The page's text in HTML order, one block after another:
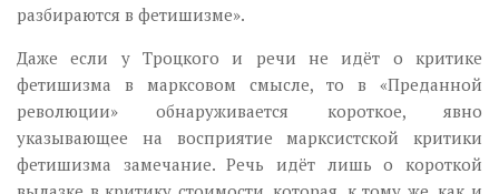
разбираются в фетишизме».
Даже если у Троцкого и речи не идёт о критике
фетишизма в марксовом смысле, то в «Преданной
революции» обнаруживается короткое, явно
указывающее на восприятие марксистской критики
фетишизма замечание. Речь идёт лишь о короткой